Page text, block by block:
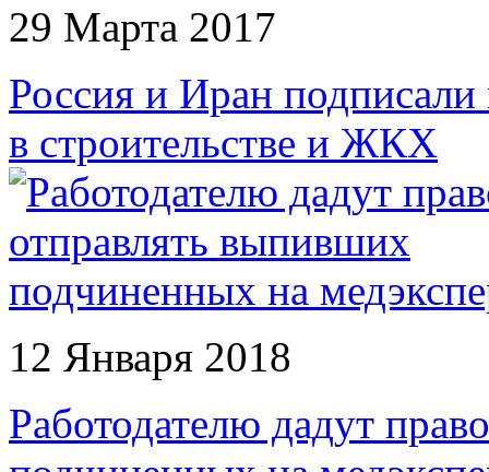
29 Марта 2017
Россия и Иран
в строительстве и ЖКХ
12 Января 2018
Работодателю дадут